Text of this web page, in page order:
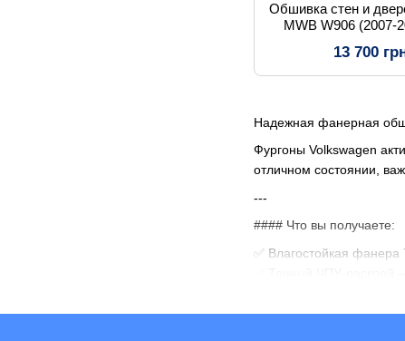
Надежная фанерная
Фургоны Volkswagen
отличном состоянии,
---
#### Что вы получаете:
✅ Влагостойкая
✅ Эстетический вид
Обшивка стен и
MWB W906 (2007-
13 700